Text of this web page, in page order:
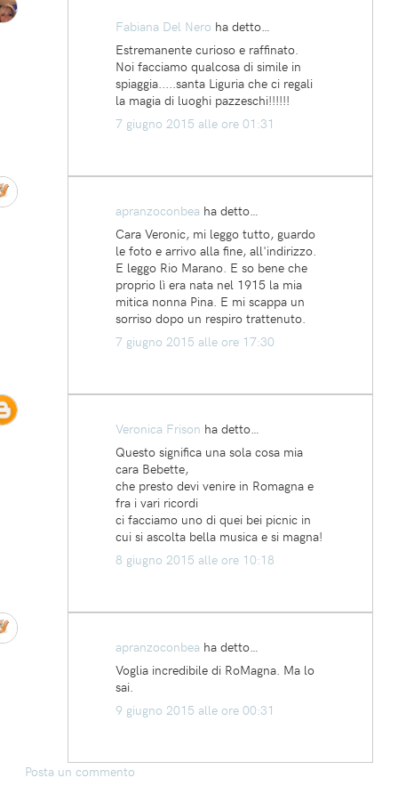
Fabiana Del Nero ha detto…
Estremanente curioso e raffinato.
Noi facciamo qualcosa di simile in
spiaggia.....santa Liguria che ci regali
la magia di luoghi pazzeschi!!!!!!
7 giugno 2015 alle ore 01:31
apranzoconbea ha detto…
Cara Veronic, mi leggo tutto, guardo
le foto e arrivo alla fine, all'indirizzo.
E leggo Rio Marano. E so bene che
proprio lì era nata nel 1915 la mia
mitica nonna Pina. E mi scappa un
sorriso dopo un respiro trattenuto.
7 giugno 2015 alle ore 17:30
Veronica Frison ha detto…
Questo significa una sola cosa mia
cara Bebette,
che presto devi venire in Romagna e
fra i vari ricordi
ci facciamo uno di quei bei picnic in
cui si ascolta bella musica e si magna!
8 giugno 2015 alle ore 10:18
apranzoconbea ha detto…
Voglia incredibile di RoMagna. Ma lo
sai.
9 giugno 2015 alle ore 00:31
Posta un commento